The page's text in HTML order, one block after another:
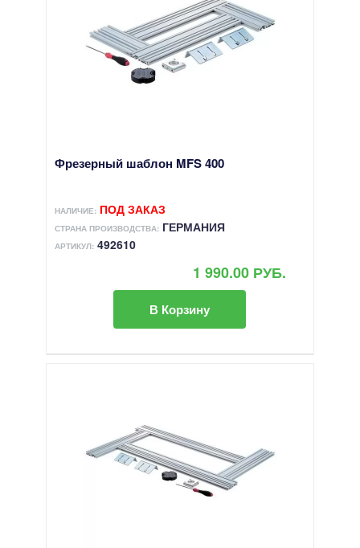
Фрезерный шаблон MFS 400
НАЛИЧИЕ: ПОД ЗАКАЗ
СТРАНА ПРОИЗВОДСТВА:ГЕРМАНИЯ
АРТИКУЛ:492610
1 990.00 РУБ.
В Корзину